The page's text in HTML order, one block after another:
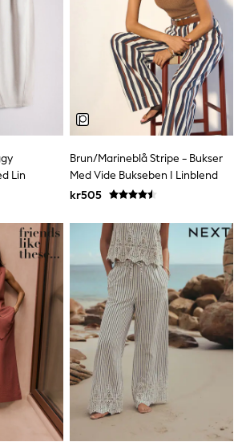
Chinos
& Sleepsuits
& Vests
& Pyjamas
Shop
Shirts
Swimwear
& Caps
Lin
Brun/Marineblå Stripe - Bukser
Med Vide Bukseben I Linblend
kr505